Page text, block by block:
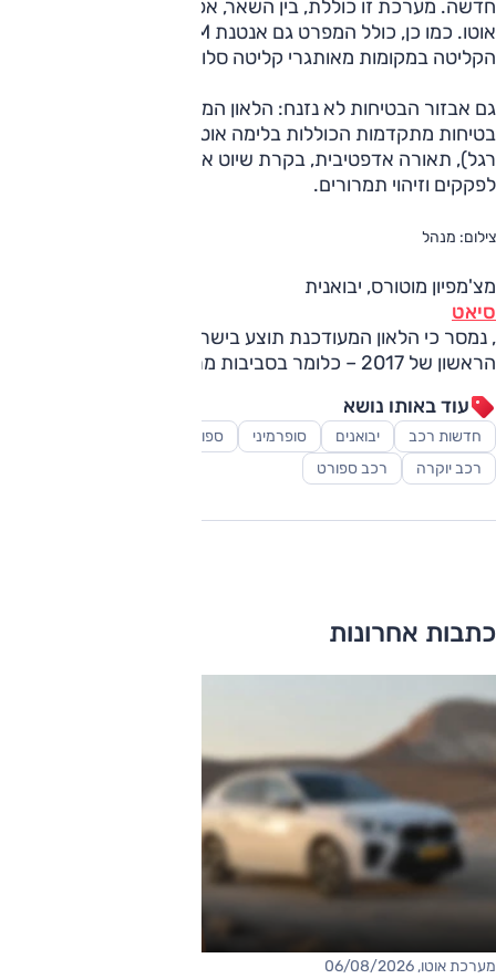
חדשה. מערכת זו כוללת, בין השאר, אפל קארפליי ואנדרואיד
הקליטה במקומות מאותגרי קליטה סלולרית.
גם אבזור הבטיחות לא נזנח: הלאון המחודשת תוצע עם מערכות
בטיחות מתקדמות הכוללות בלימה אוטונומית (כולל זיהוי הולכי
רגל), תאורה אדפטיבית, בקרת שיוט אקטיבית עם מצב ייעודי
לפקקים וזיהוי תמרורים.
צילום: מנהל
מצ'מפיון מוטורס, יבואנית
סיאט
, נמסר כי הלאון המעודכנת תוצע בישראל כבר בסוף הרבעון
הראשון של 2017 – כלומר בסביבות מרץ.
עוד באותו נושא
חדשות רכב יבואנים סופרמיני ספורט מוטורי
רכב יוקרה
רכב ספורט
כתבות אחרונות
מערכת אוטו, 06/08/2026